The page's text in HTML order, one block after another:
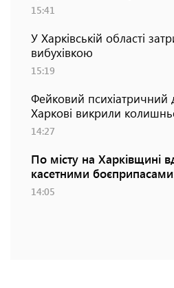
15:41
У Харківській області
вибухівкою
15:19
Фейковий психіатричний
Харкові викрили
14:27
По місту на Харківщині
касетними
14:05